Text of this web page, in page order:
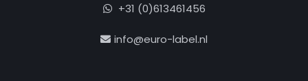
+31 (0)613461456
info@euro-label.nl